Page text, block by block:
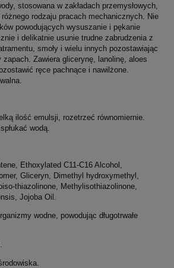
stosowana w zakładach przemysłowych,
rodzaju pracach mechanicznych. Nie
powodujących wysuszanie i pękanie
i delikatnie usunie trudne zabrudzenia z
smoły i wielu innych pozostawiając
Zawiera glicerynę, lanolinę, aloes
ręce pachnące i nawilżone.
ilość emulsji, rozetrzeć równomiernie.
wodą.
Ethoxylated C11-C16 Alcohol,
Gliceryn, Dimethyl hydroxymethyl,
thiazolinone, Methylisothiazolinone,
Jojoba Oil.
wodne, powodując długotrwałe